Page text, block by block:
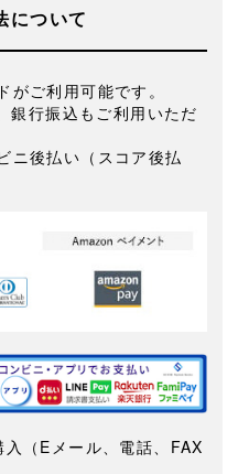
について
ご利用可能です。
銀行振込もご利用いただ
ニ後払い（スコア後払
（Eメール、電話、FAX